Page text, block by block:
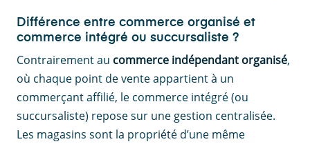
Différence entre commerce organisé et
commerce intégré ou succursaliste ?
Contrairement au commerce indépendant organisé,
où chaque point de vente appartient à un
commerçant affilié, le commerce intégré (ou
succursaliste) repose sur une gestion centralisée.
Les magasins sont la propriété d’une même